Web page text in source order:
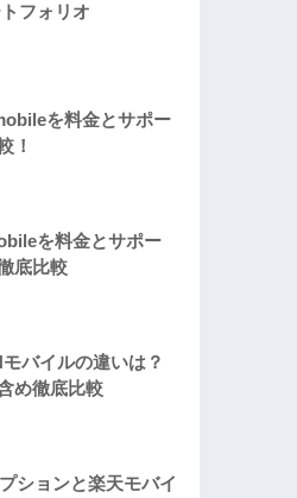
フォリオ
を料金とサポー
！
を料金とサポー
底比較
バイルの違いは？
め徹底比較
ションと楽天モバイ